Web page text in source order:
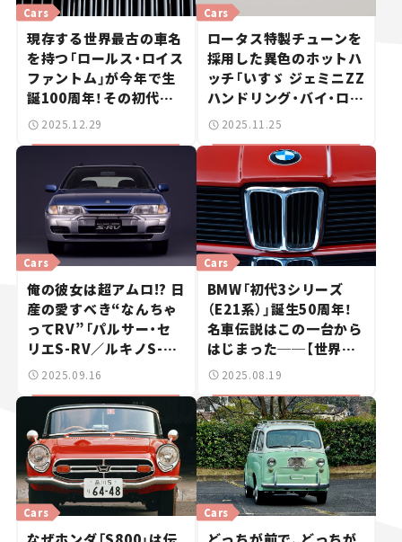
Cars
現存する世界最古の車名
を持つ「ロールス・ロイス
ファントム」が今年で生
誕100周年！その初代モ
デルとは？──名車伝説
鑑】Vol.24
2025.12.29
Cars
ロータス特製チューンを
採用した異色のホットハ
ッチ「いすゞ ジェミニZZ
ハンドリング・バイ・ロー
タス」を振り返る！【世界
Vol.23
2025.11.25
Cars
俺の彼女は超アムロ!? 日
産の愛すべき“なんちゃ
ってRV”「パルサー・セ
リエS-RV／ルキノS-
RV」を振り返る【世界の
2025.09.16
Cars
BMW「初代3シリーズ
（E21系）」誕生50周年！
名車伝説はこの一台から
はじまった──【世界の
名車・珍車図鑑】Vol.21
2025.08.19
Cars Cars